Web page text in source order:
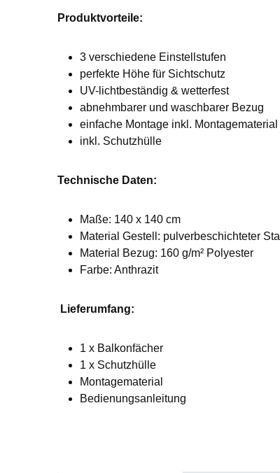
Produktvorteile:
3 verschiedene Einstellstufen
perfekte Höhe für Sichtschutz
UV-lichtbeständig & wetterfest
abnehmbarer und waschbarer Bezug
einfache Montage inkl. Montagematerial
inkl. Schutzhülle
Technische Daten:
Maße: 140 x 140 cm
Material Gestell: pulverbeschichteter
Material Bezug: 160 g/m² Polyester
Farbe: Anthrazit
Lieferumfang:
1 x Balkonfächer
1 x Schutzhülle
Montagematerial
Bedienungsanleitung